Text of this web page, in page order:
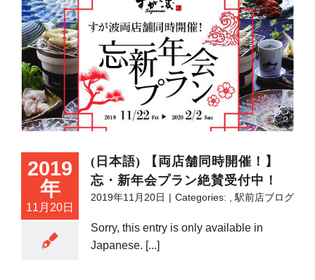
2019
年
11月20日
(日本語) 【両店舗同時開催！】
忘・新年会プラン絶賛受付中！
2019年11月20日 Categories: 駅前店ブログ
Sorry, this entry is only available in
Japanese. [...]